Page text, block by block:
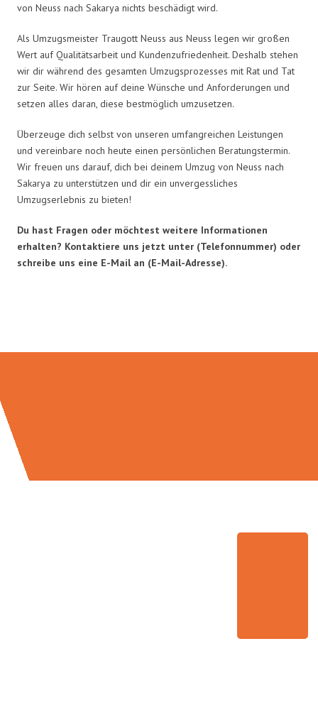
von Neuss nach Sakarya nichts beschädigt wird.
Als Umzugsmeister Traugott Neuss aus Neuss legen wir großen
Wert auf Qualitätsarbeit und Kundenzufriedenheit. Deshalb stehen
wir dir während des gesamten Umzugsprozesses mit Rat und Tat
zur Seite. Wir hören auf deine Wünsche und Anforderungen und
setzen alles daran, diese bestmöglich umzusetzen.
Überzeuge dich selbst von unseren umfangreichen Leistungen
und vereinbare noch heute einen persönlichen Beratungstermin.
Wir freuen uns darauf, dich bei deinem Umzug von Neuss nach
Sakarya zu unterstützen und dir ein unvergessliches
Umzugserlebnis zu bieten!
Du hast Fragen oder möchtest weitere Informationen
erhalten? Kontaktiere uns jetzt unter (Telefonnummer) oder
schreibe uns eine E-Mail an (E-Mail-Adresse).